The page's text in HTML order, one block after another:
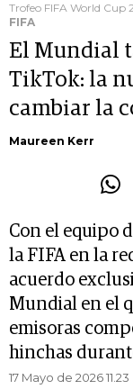
Trofeo FIFA World Cup
FIFA
El Mundial
TikTok: la
cambiar la
Maureen Kerr
Con el equipo
la FIFA en la
acuerdo
Mundial en el
emisoras
hinchas
17 Mayo de 2026 11.23